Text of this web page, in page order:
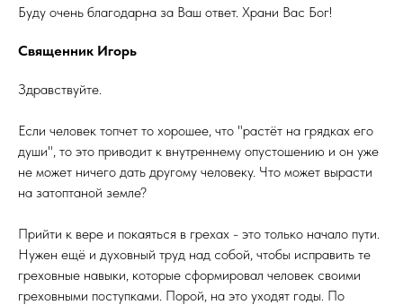
Буду очень благодарна за Ваш ответ. Храни Вас Бог!
Священник Игорь
Здравствуйте.
Если человек топчет то хорошее, что "растёт на грядках его
души", то это приводит к внутреннему опустошению и он уже
не может ничего дать другому человеку. Что может вырасти
на затоптаной земле?
Прийти к вере и покаяться в грехах - это только начало пути.
Нужен ещё и духовный труд над собой, чтобы исправить те
греховные навыки, которые сформировал человек своими
греховными поступками. Порой, на это уходят годы. По